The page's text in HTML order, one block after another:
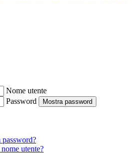
Nome utente
Password
Mostra password
utente?